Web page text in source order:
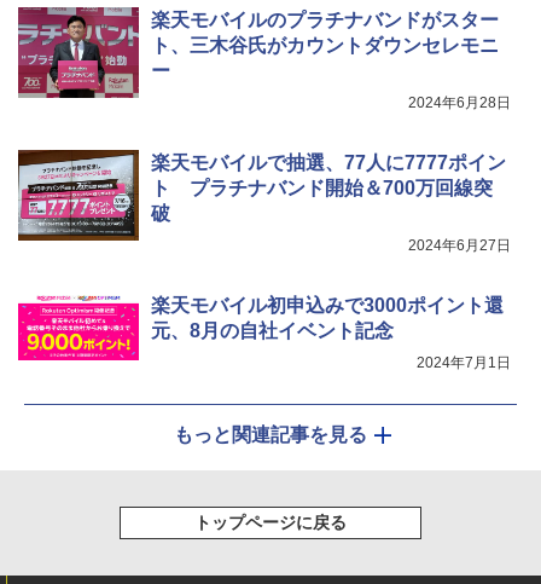
楽天モバイルのプラチナバンドがスター
ト、三木谷氏がカウントダウンセレモニ
ー
2024年6月28日
楽天モバイルで抽選、77人に7777ポイン
ト プラチナバンド開始＆700万回線突
破
2024年6月27日
楽天モバイル初申込みで3000ポイント還
元、8月の自社イベント記念
2024年7月1日
もっと関連記事を見る
トップページに戻る